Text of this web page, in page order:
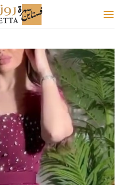
للمحتوى